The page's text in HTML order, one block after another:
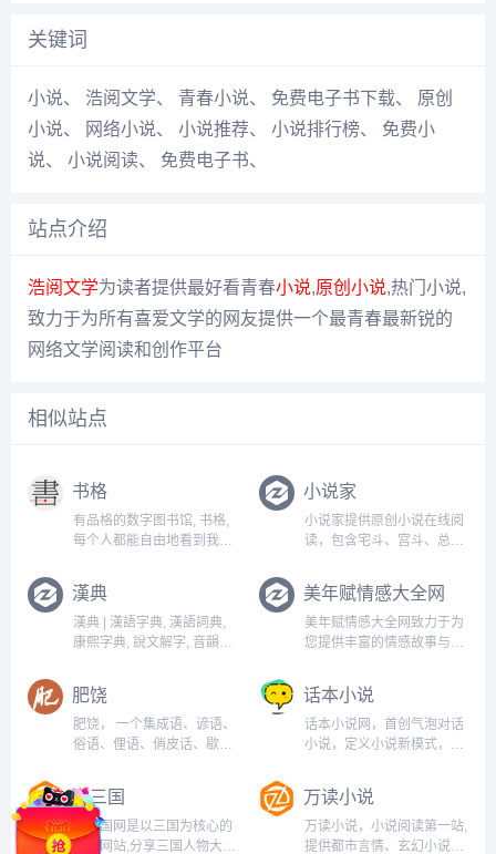
关键词
小说、 浩阅文学、 青春小说、 免费电子书下载、 原创
小说、 网络小说、 小说推荐、 小说排行榜、 免费小
说、 小说阅读、 免费电子书、
站点介绍
浩阅文学为读者提供最好看青春小说,原创小说,热门小说,
致力于为所有喜爱文学的网友提供一个最青春最新锐的
网络文学阅读和创作平台
相似站点
书格
有品格的数字图书馆, 书格,
每个人都能自由地看到我们
小说家
小说家提供原创小说在线阅
读，包含宅斗、宫斗、总
作品的在线阅读...
漢典
漢典 | 漢語字典, 漢語詞典,
康熙字典, 說文解字, 音韻方
美年赋情感大全网
美年赋情感大全网致力于为
您提供丰富的情感故事与实
媳关系等情感问题，帮助您
理解爱情的复杂性与分手后
的情感修复。无论是伤感日
志还是情感故事，我们都希
肥饶
肥饶， 一个集成语、谚语、
俗语、俚语、俏皮话、歇后
而谋学业之进，不爱珍器重
宝肥饶之地，以致天下好学
之士，齐心合力，相互扶
持，共同进步。...
话本小说
话本小说网，首创气泡对话
小说，定义小说新模式，读
趣！言情小说、玄幻小说、
都市小说、同人小说、校园
小说、鬼故事等应有尽有。
高品质移动创作社区，手机
潮三国
潮三国网是以三国为核心的
资讯网站,分享三国人物大
万读小说
万读小说，小说阅读第一站,
提供都市言情、玄幻小说、